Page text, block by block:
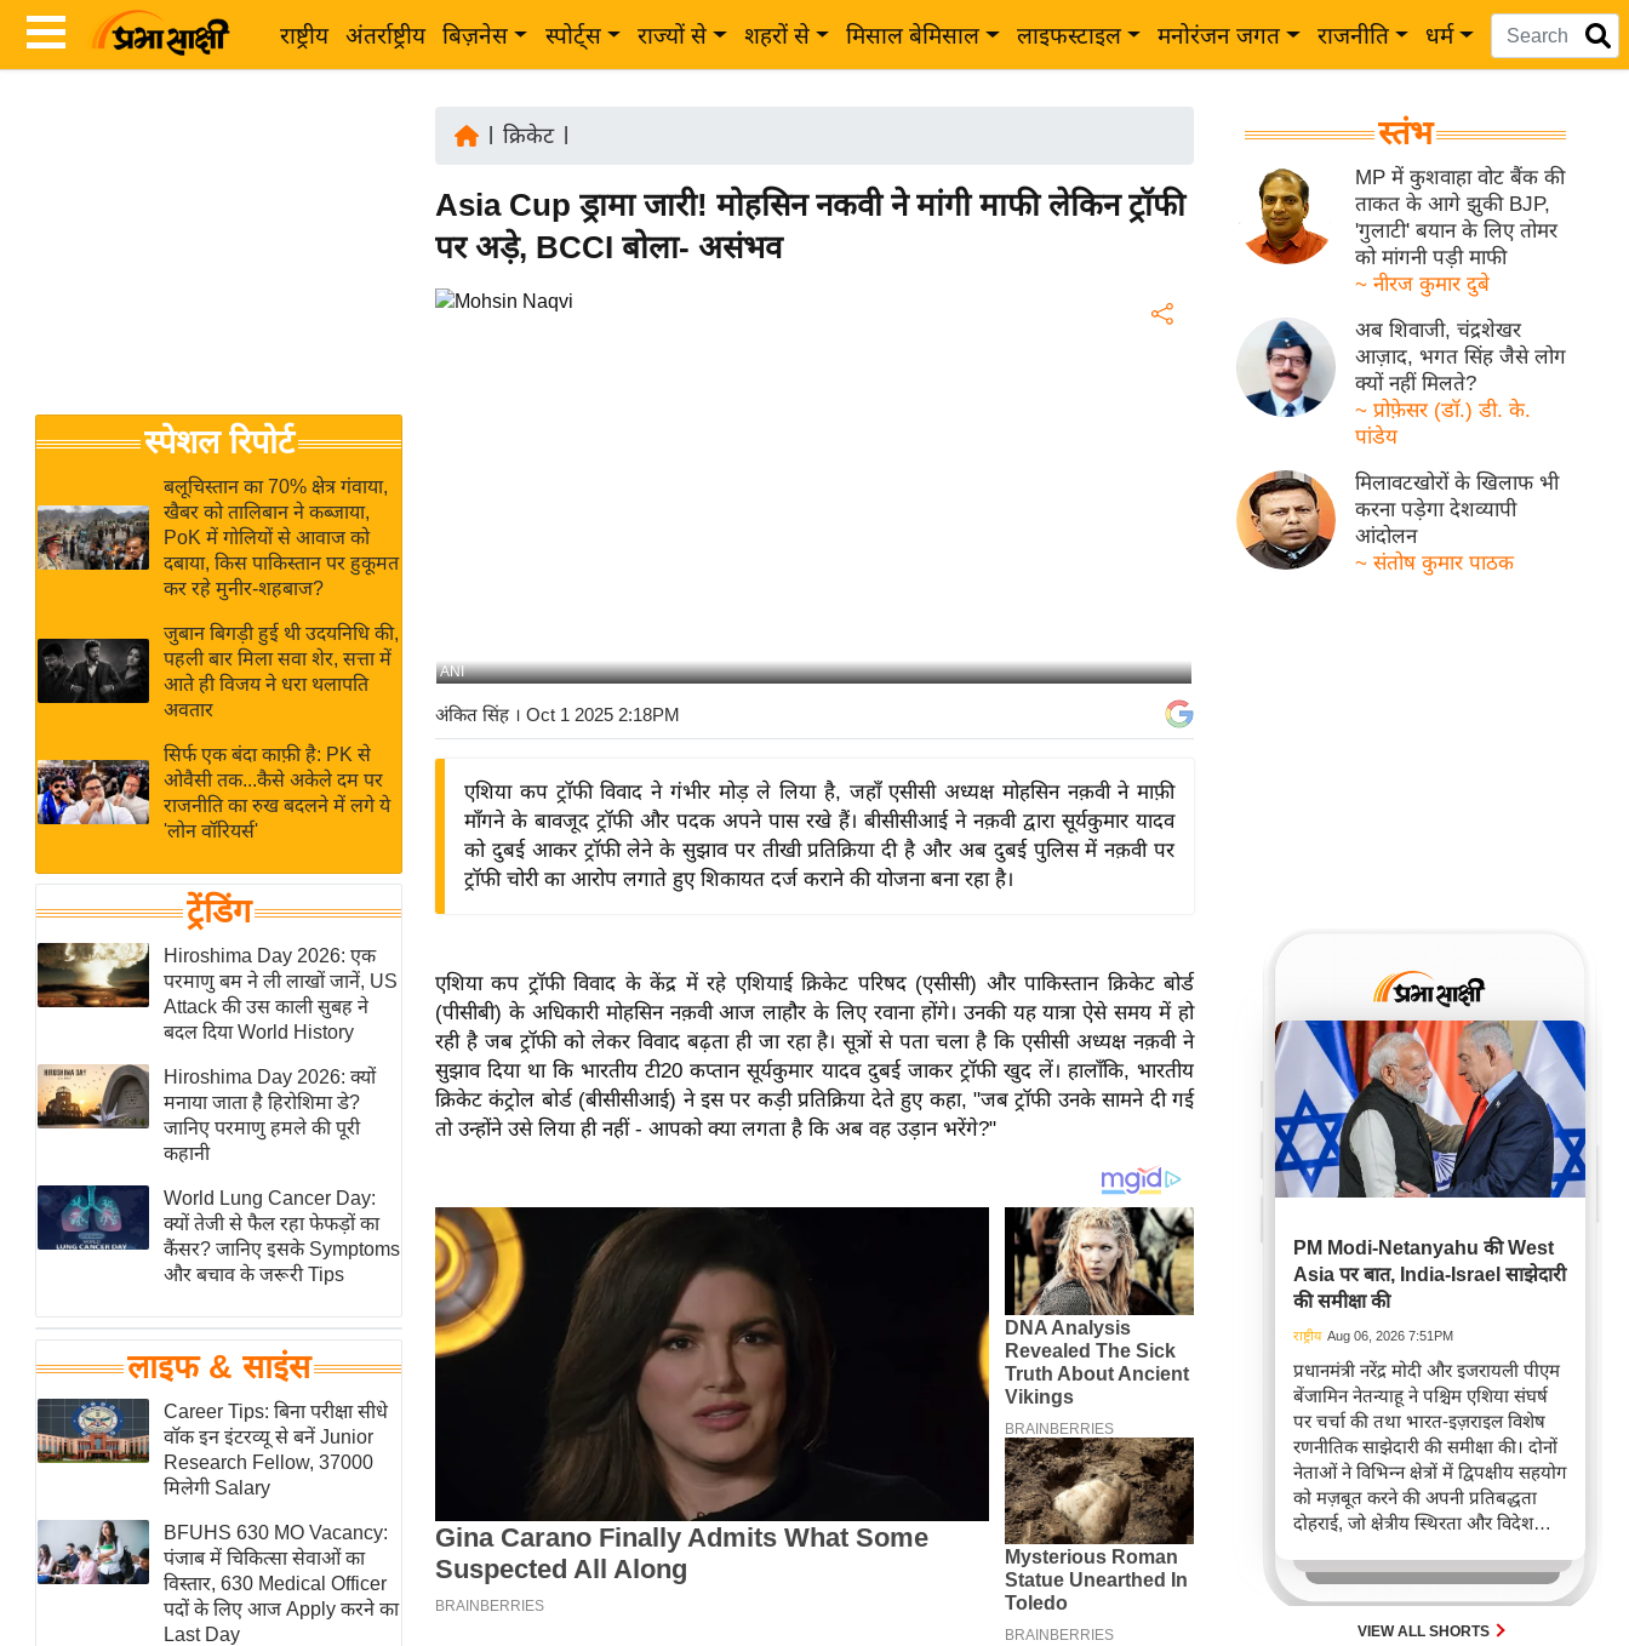
राष्ट्रीय अंतर्राष्ट्रीय बिज़नेस स्पोर्ट्स राज्यों से शहरों से मिसाल बेमिसाल लाइफस्टाइल मनोरंजन जगत राजनीति धर्म
Breaking
News in
Hindi
Hindi
Videos
जगत
राय
बजट
IPL
2026
ई-पेपर
मिसाल बेमिसाल
शख्सियत
यंग इंडिया
साहित्य जगत
ऑटो वर्ल्ड
न्यूज ब्रीफ
मनोरंजन जगत
बॉलीवुड
हॉलीवुड
फिल्म समीक्षा
News
लाइफस्टाइल
टेक्नॉलॉजी
ब्यूटी/फैशन
घरेलू नुस्खे
पर्यटन स्थल
फिटनेस मंत्रा
रिलेशनशिप
विश्लेषण
समसामयिक
मातृभूमि
स्पेशल रिपोर्ट
बलूचिस्तान का 70% क्षेत्र गंवाया,
खैबर को तालिबान ने कब्जाया,
PoK में गोलियों से आवाज को
दबाया, किस पाकिस्तान पर हुकूमत
कर रहे मुनीर-शहबाज?
जुबान बिगड़ी हुई थी उदयनिधि की,
पहली बार मिला सवा शेर, सत्ता में
आते ही विजय ने धरा थलापति
अवतार
सिर्फ एक बंदा काफ़ी है: PK से
ओवैसी तक...कैसे अकेले दम पर
राजनीति का रुख बदलने में लगे ये
'लोन वॉरियर्स'
ट्रेंडिंग
Hiroshima Day 2026: एक
परमाणु बम ने ली लाखों जानें, US
Attack की उस काली सुबह ने
बदल दिया World History
Hiroshima Day 2026: क्यों
मनाया जाता है हिरोशिमा डे?
जानिए परमाणु हमले की पूरी
कहानी
World Lung Cancer Day:
क्यों तेजी से फैल रहा फेफड़ों का
कैंसर? जानिए इसके Symptoms
और बचाव के जरूरी Tips
लाइफ & साइंस
Career Tips: बिना परीक्षा सीधे
वॉक इन इंटरव्यू से बनें Junior
Research Fellow, 37000
मिलेगी Salary
BFUHS 630 MO Vacancy:
पंजाब में चिकित्सा सेवाओं का
विस्तार, 630 Medical Officer
पदों के लिए आज Apply करने का
Last Day
क्रिकेट|
Asia Cup ड्रामा जारी! मोहसिन नकवी ने मांगी माफी लेकिन ट्रॉफी
पर अड़े, BCCI बोला- असंभव
ANI
अंकित सिंह। Oct 1 2025 2:18PM
एशिया कप ट्रॉफी विवाद ने गंभीर मोड़ ले लिया है, जहाँ एसीसी अध्यक्ष मोहसिन नक़वी ने माफ़ी
माँगने के बावजूद ट्रॉफी और पदक अपने पास रखे हैं। बीसीसीआई ने नक़वी द्वारा सूर्यकुमार यादव
को दुबई आकर ट्रॉफी लेने के सुझाव पर तीखी प्रतिक्रिया दी है और अब दुबई पुलिस में नक़वी पर
ट्रॉफी चोरी का आरोप लगाते हुए शिकायत दर्ज कराने की योजना बना रहा है।
एशिया कप ट्रॉफी विवाद के केंद्र में रहे एशियाई क्रिकेट परिषद (एसीसी) और पाकिस्तान क्रिकेट बोर्ड
(पीसीबी) के अधिकारी मोहसिन नक़वी आज लाहौर के लिए रवाना होंगे। उनकी यह यात्रा ऐसे समय में हो
रही है जब ट्रॉफी को लेकर विवाद बढ़ता ही जा रहा है। सूत्रों से पता चला है कि एसीसी अध्यक्ष नक़वी ने
सुझाव दिया था कि भारतीय टी20 कप्तान सूर्यकुमार यादव दुबई जाकर ट्रॉफी खुद लें। हालाँकि, भारतीय
क्रिकेट कंट्रोल बोर्ड (बीसीसीआई) ने इस पर कड़ी प्रतिक्रिया देते हुए कहा, "जब ट्रॉफी उनके सामने दी गई
तो उन्होंने उसे लिया ही नहीं - आपको क्या लगता है कि अब वह उड़ान भरेंगे?"
स्तंभ
MP में कुशवाहा वोट बैंक की
ताकत के आगे झुकी BJP,
'गुलाटी' बयान के लिए तोमर
को मांगनी पड़ी माफी
~ नीरज कुमार दुबे
अब शिवाजी, चंद्रशेखर
आज़ाद, भगत सिंह जैसे लोग
क्यों नहीं मिलते?
~ प्रोफ़ेसर (डॉ.) डी. के.
पांडेय
मिलावटखोरों के खिलाफ भी
करना पड़ेगा देशव्यापी
आंदोलन
~ संतोष कुमार पाठक
PM Modi-Netanyahu की West
Asia पर बात, India-Israel साझेदारी
की समीक्षा की
राष्ट्रीय Aug 06, 2026 7:51PM
प्रधानमंत्री नरेंद्र मोदी और इजरायली पीएम
बेंजामिन नेतन्याहू ने पश्चिम एशिया संघर्ष
पर चर्चा की तथा भारत-इज़राइल विशेष
रणनीतिक साझेदारी की समीक्षा की। दोनों
नेताओं ने विभिन्न क्षेत्रों में द्विपक्षीय सहयोग
को मज़बूत करने की अपनी प्रतिबद्धता
दोहराई, जो क्षेत्रीय स्थिरता और विदेश
करता है।
VIEW ALL SHORTS